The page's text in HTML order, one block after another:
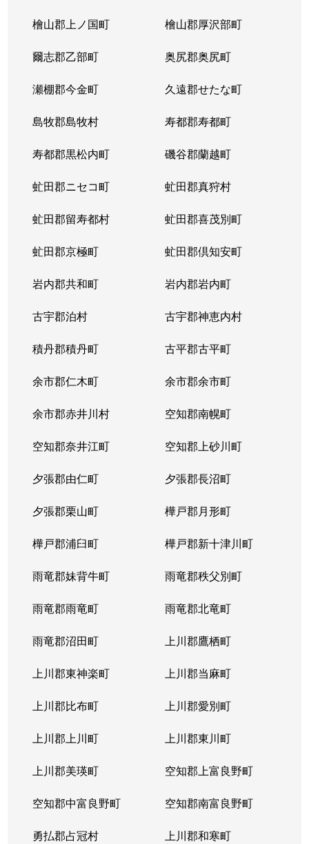
檜山郡上ノ国町 檜山郡厚沢部町
爾志郡乙部町 奥尻郡奥尻町
瀬棚郡今金町 久遠郡せたな町
島牧郡島牧村 寿都郡寿都町
寿都郡黒松内町 磯谷郡蘭越町
虻田郡ニセコ町 虻田郡真狩村
虻田郡留寿都村 虻田郡喜茂別町
虻田郡京極町 虻田郡倶知安町
岩内郡共和町 岩内郡岩内町
古宇郡泊村 古宇郡神恵内村
積丹郡積丹町 古平郡古平町
余市郡仁木町 余市郡余市町
余市郡赤井川村 空知郡南幌町
空知郡奈井江町 空知郡上砂川町
夕張郡由仁町 夕張郡長沼町
夕張郡栗山町 樺戸郡月形町
樺戸郡浦臼町 樺戸郡新十津川町
雨竜郡妹背牛町 雨竜郡秩父別町
雨竜郡雨竜町 雨竜郡北竜町
雨竜郡沼田町 上川郡鷹栖町
上川郡東神楽町 上川郡当麻町
上川郡比布町 上川郡愛別町
上川郡上川町 上川郡東川町
上川郡美瑛町 空知郡上富良野町
空知郡中富良野町 空知郡南富良野町
勇払郡占冠村 上川郡和寒町